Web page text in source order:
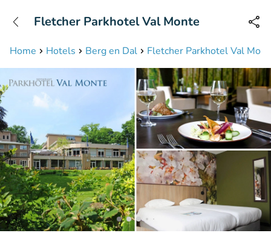
Bereikbaar tot 23:00 uur
Home Hotels Berg en Dal Fletcher Parkhotel Val
Fletcher Parkhotel Val Monte